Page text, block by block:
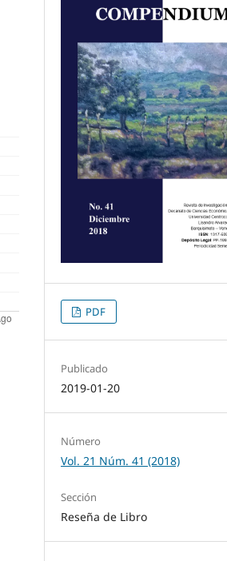
PDF
Publicado
2019-01-20
Número
Vol. 21 Núm. 41 (2018)
Sección
Reseña de Libro